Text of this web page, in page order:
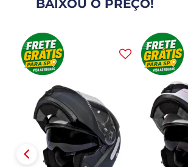
BAIXOU O PREÇO!